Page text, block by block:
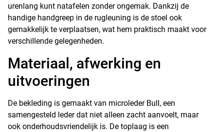
urenlang kunt natafelen zonder ongemak. Dankzij de
handige handgreep in de rugleuning is de stoel ook
gemakkelijk te verplaatsen, wat hem praktisch maakt voor
verschillende gelegenheden.
Materiaal, afwerking en
uitvoeringen
De bekleding is gemaakt van microleder Bull, een
samengesteld leder dat niet alleen zacht aanvoelt, maar
ook onderhoudsvriendelijk is. De toplaag is een